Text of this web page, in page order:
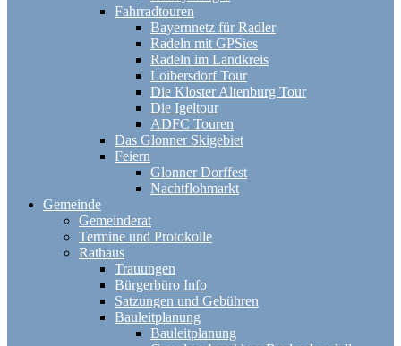
Fahrradtouren
Bayernnetz für Radler
Radeln mit GPSies
Radeln im Landkreis
Loibersdorf Tour
Die Kloster Altenburg Tour
Die Igeltour
ADFC Touren
Das Glonner Skigebiet
Feiern
Glonner Dorffest
Nachtflohmarkt
Gemeinde
Gemeinderat
Termine und Protokolle
Rathaus
Trauungen
Bürgerbüro Info
Satzungen und Gebühren
Bauleitplanung
Bauleitplanung